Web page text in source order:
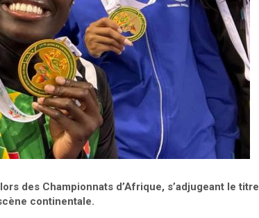
des Championnats d’Afrique, s’adjugeant le titre
continentale.